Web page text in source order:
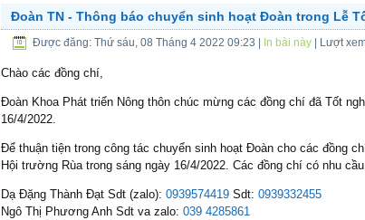
Đoàn TN - Thông báo chuyển sinh hoạt Đoàn trong Lễ
Được đăng: Thứ sáu, 08 Tháng 4 2022 09:23 In bài này | Lượt
Chào các đồng chí,
Đoàn Khoa Phát triển Nông thôn chúc mừng các đồng chí đã Tốt
16/4/2022.
Để thuận tiện trong công tác chuyển sinh hoạt Đoàn cho các đồng
Hội trường Rùa trong sáng ngày 16/4/2022. Các đồng chí có nhu
Dạ Đặng Thành Đạt Sdt (zalo): 0939574419 Sdt: 0939332455
Ngô Thị Phương Anh Sdt va zalo: 039 4285861